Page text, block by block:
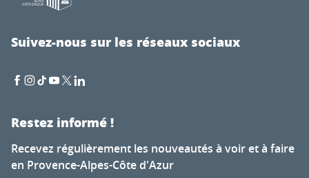
Suivez-nous sur les réseaux sociaux
Restez informé !
Recevez régulièrement les nouveautés à voir et à faire
en Provence-Alpes-Côte d'Azur